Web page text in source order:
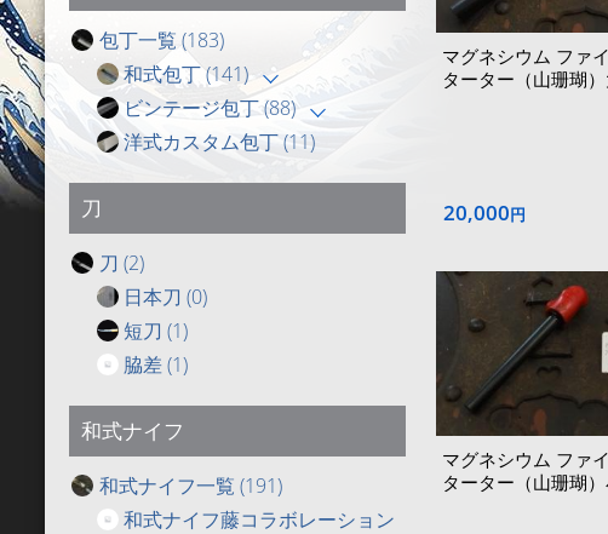
包丁一覧 (183)
和式包丁(141)
ビンテージ包丁(88)
洋式カスタム包丁(11)
刀
刀 (2)
日本刀 (0)
短刀 (1)
脇差(1)
和式ナイフ
和式ナイフ一覧 (191)
和式ナイフ藤コラボレーション
マグネシウム ファ
ターター（山珊瑚
20,000円
マグネシウム ファ
ターター（山珊瑚